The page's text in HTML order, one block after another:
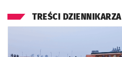
TREŚCI DZIENNIKARZA